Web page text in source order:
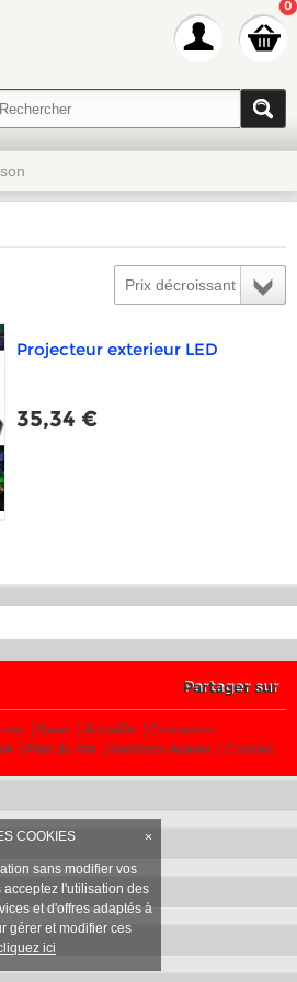
0
COOKIES ×
sans modifier vos
l'utilisation des
et d'offres adaptés à
gérer et modifier ces
ici
Prix décroissant
Projecteur exterieur LED
35,34 €
Partager sur
News Actualité
Connexion
Plan du site Mentions légales Cookies